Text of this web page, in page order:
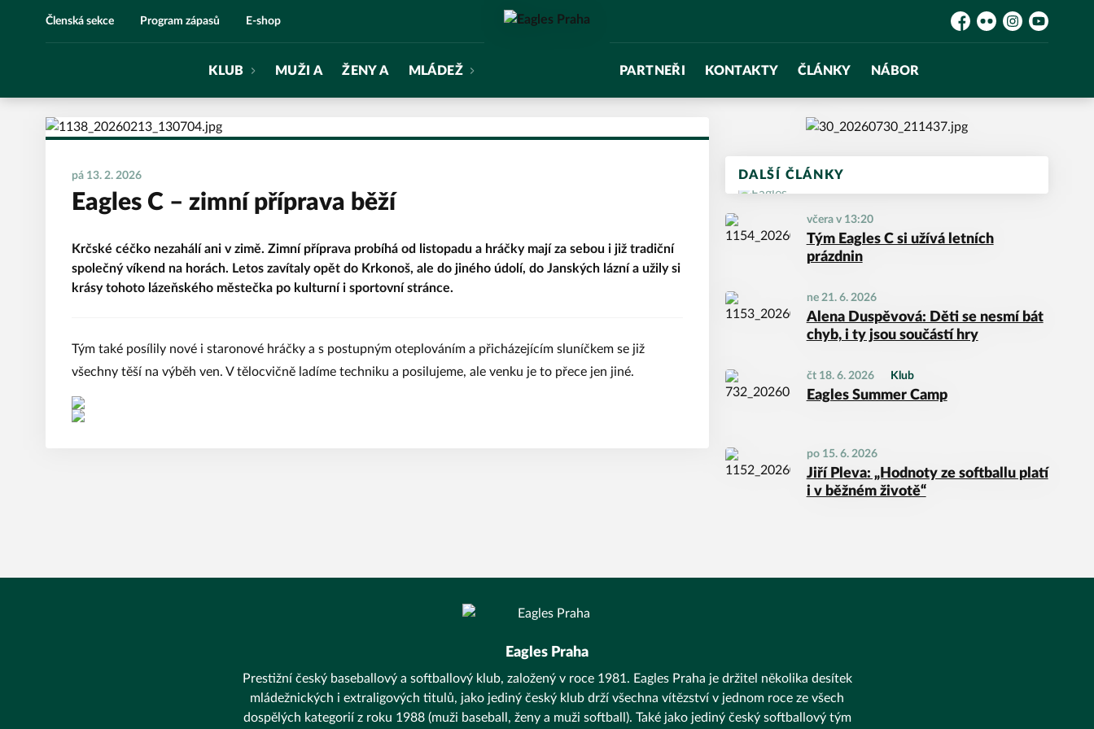
Členská sekce Program zápasů E-shop
Facebook
FlickrInstagramYouTube
KLUB MUŽI A ŽENY A MLÁDEŽ PARTNEŘI KONTAKTY ČLÁNKY NÁBOR
DALŠÍ ČLÁNKY
včera v 13:20
Tým Eagles C si užívá letních
prázdnin
ne 21. 6. 2026
Alena Duspěvová: Děti se nesmí bát
chyb, i ty jsou součástí hry
čt 18. 6. 2026 Klub
Eagles Summer Camp
po 15. 6. 2026
Jiří Pleva: „Hodnoty ze softballu platí
i v běžném životě“
pá 13. 2. 2026
Eagles C – zimní příprava běží
Krčské céčko nezahálí ani v zimě. Zimní příprava probíhá od listopadu a hráčky mají za sebou i již tradiční
společný víkend na horách. Letos zavítaly opět do Krkonoš, ale do jiného údolí, do Janských lázní a užily si
krásy tohoto lázeňského městečka po kulturní i sportovní stránce.
Tým také posílily nové i staronové hráčky a s postupným oteplováním a přicházejícím sluníčkem se již
všechny těší na výběh ven. V tělocvičně ladíme techniku a posilujeme, ale venku je to přece jen jiné.
Eagles Praha
Prestižní český baseballový a softballový klub, založený v roce 1981. Eagles Praha je držitel několika desítek
mládežnických i extraligových titulů, jako jediný český klub drží všechna vítězství v jednom roce ze všech
dospělých kategorií z roku 1988 (muži baseball, ženy a muži softball). Také jako jediný český softballový tým